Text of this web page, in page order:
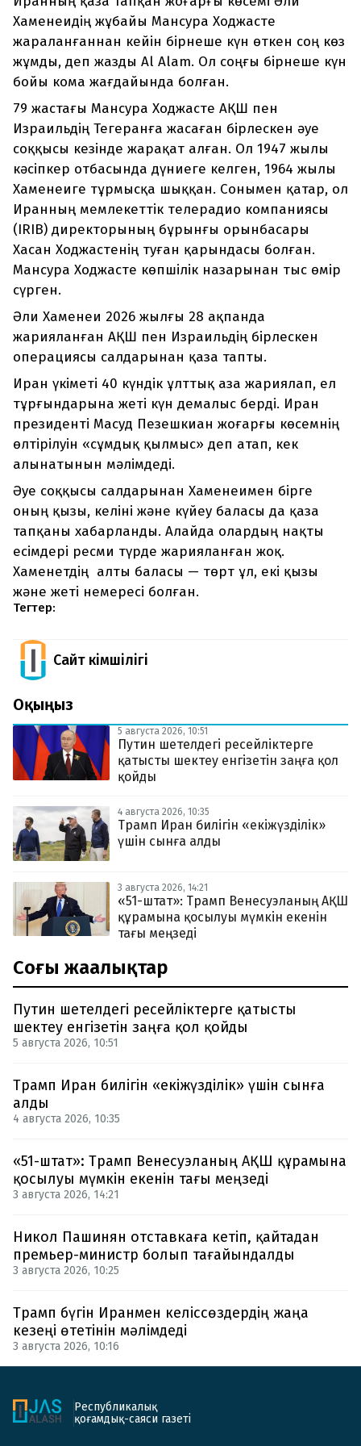
Хаменеидің жұбайы Мансура Ходжасте
жараланғаннан кейін бірнеше күн өткен соң көз
жұмды, деп жазды Al Alam. Ол соңғы бірнеше күн
бойы кома жағдайында болған.
79 жастағы Мансура Ходжасте АҚШ пен
Израильдің Тегеранға жасаған бірлескен әуе
соққысы кезінде жарақат алған. Ол 1947 жылы
кәсіпкер отбасында дүниеге келген, 1964 жылы
Хаменеиге тұрмысқа шыққан. Сонымен қатар, ол
Иранның мемлекеттік телерадио компаниясы
(IRIB) директорының бұрынғы орынбасары
Хасан Ходжастенің туған қарындасы болған.
Мансура Ходжасте көпшілік назарынан тыс өмір
сүрген.
Әли Хаменеи 2026 жылғы 28 ақпанда
жарияланған АҚШ пен Израильдің бірлескен
операциясы салдарынан қаза тапты.
Иран үкіметі 40 күндік ұлттық аза жариялап, ел
тұрғындарына жеті күн демалыс берді. Иран
президенті Масуд Пезешкиан жоғарғы көсемнің
өлтірілуін «сұмдық қылмыс» деп атап, кек
алынатынын мәлімдеді.
Әуе соққысы салдарынан Хаменеимен бірге
оның қызы, келіні және күйеу баласы да қаза
тапқаны хабарланды. Алайда олардың нақты
есімдері ресми түрде жарияланған жоқ.
Хаменетдің алты баласы — төрт ұл, екі қызы
және жеті немересі болған.
Тегтер:
Сайт Әкімшілігі
Оқыңыз
5 августа 2026, 10:51
Путин шетелдегі ресейліктерге
қатысты шектеу енгізетін заңға қол
қойды
4 августа 2026, 10:35
Трамп Иран билігін «екіжүзділік»
үшін сынға алды
3 августа 2026, 14:21
«51-штат»: Трамп Венесуэланың АҚШ
құрамына қосылуы мүмкін екенін
тағы меңзеді
Соңғы жаңалықтар
Путин шетелдегі ресейліктерге қатысты
шектеу енгізетін заңға қол қойды
5 августа 2026, 10:51
Трамп Иран билігін «екіжүзділік» үшін сынға
алды
4 августа 2026, 10:35
«51-штат»: Трамп Венесуэланың АҚШ құрамына
қосылуы мүмкін екенін тағы меңзеді
3 августа 2026, 14:21
Никол Пашинян отставкаға кетіп, қайтадан
премьер-министр болып тағайындалды
3 августа 2026, 10:25
Трамп бүгін Иранмен келіссөздердің жаңа
кезеңі өтетінін мәлімдеді
3 августа 2026, 10:16
Республикалық
қоғамдық-саяси газеті